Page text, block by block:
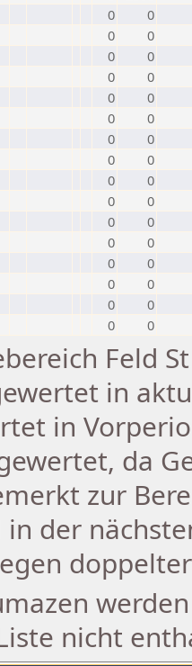
0
0
0
0
0
0
0
0
0
0
0
0
0
0
0
0
0
0
0
0
0
0
0
0
0
0
0
0
0
0
0 0
Feld
in
in
da
zur
in der
nicht